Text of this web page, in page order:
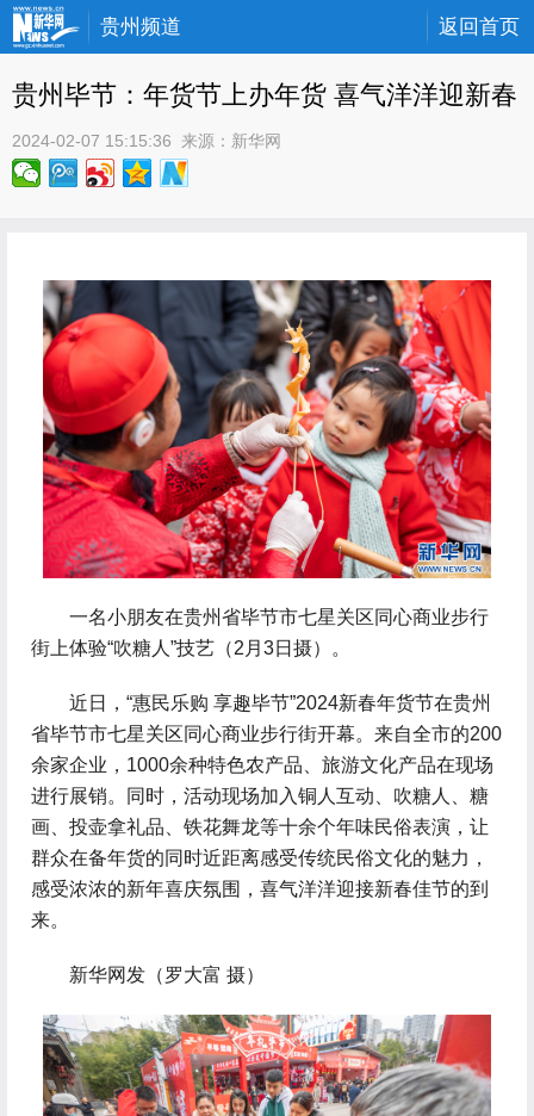
贵州频道 返回首页
贵州毕节：年货节上办年货 喜气洋洋迎新春
2024-02-07 15:15:36 来源： 新华网
一名小朋友在贵州省毕节市七星关区同心商业步行
街上体验“吹糖人”技艺（2月3日摄）。
近日，“惠民乐购 享趣毕节”2024新春年货节在贵州
省毕节市七星关区同心商业步行街开幕。来自全市的200
余家企业，1000余种特色农产品、旅游文化产品在现场
进行展销。同时，活动现场加入铜人互动、吹糖人、糖
画、投壶拿礼品、铁花舞龙等十余个年味民俗表演，让
群众在备年货的同时近距离感受传统民俗文化的魅力，
感受浓浓的新年喜庆氛围，喜气洋洋迎接新春佳节的到
来。
新华网发（罗大富 摄）